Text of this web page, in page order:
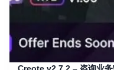
Creote v2.7.2 – 咨询业